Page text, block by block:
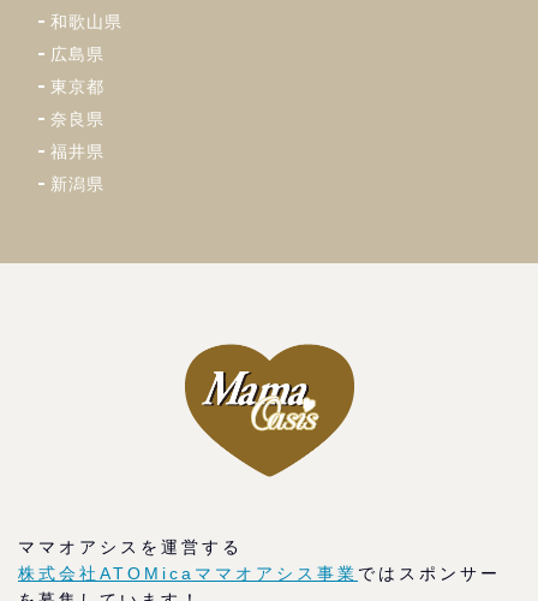
和歌山県
広島県
東京都
奈良県
福井県
新潟県
ママオアシスを運営する
株式会社ATOMicaママオアシス事業 ではスポンサー